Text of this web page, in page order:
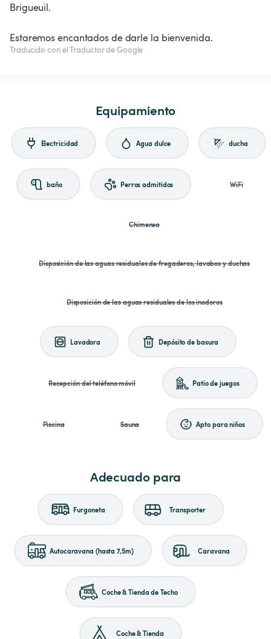
Brigueuil.
Estaremos encantados de darle la bienvenida.
Traducido con el Traductor de Google
Equipamiento
Electricidad Agua dulce ducha
baño Perros admitidos WiFi
Chimenea
Disposición de las aguas residuales de fregaderos, lavabos y duchas
Disposición de las aguas residuales de los inodoros
Lavadora Depósito de basura
Recepción del teléfono móvil Patio de juegos
Piscina Sauna Apto para niños
Adecuado para
Furgoneta Transporter
Autocaravana (hasta 7,5m) Caravana
Coche & Tienda de Techo
Coche & Tienda